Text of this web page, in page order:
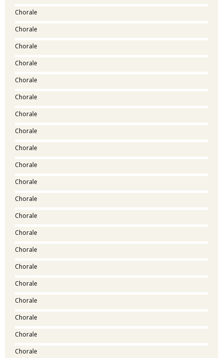
Chorale
Chorale
Chorale
Chorale
Chorale
Chorale
Chorale
Chorale
Chorale
Chorale
Chorale
Chorale
Chorale
Chorale
Chorale
Chorale
Chorale
Chorale
Chorale
Chorale
Chorale